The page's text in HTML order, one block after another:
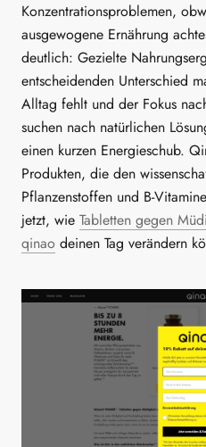
Konzentrationsproblemen,
ausgewogene Ernährung
deutlich: Gezielte
entscheidenden Unterschied
Alltag fehlt und der Fokus
suchen nach natürlichen
einen kurzen Energieschub.
Produkten, die den
Pflanzenstoffen und B-
jetzt, wie Tabletten gegen
qinao deinen Tag verändern